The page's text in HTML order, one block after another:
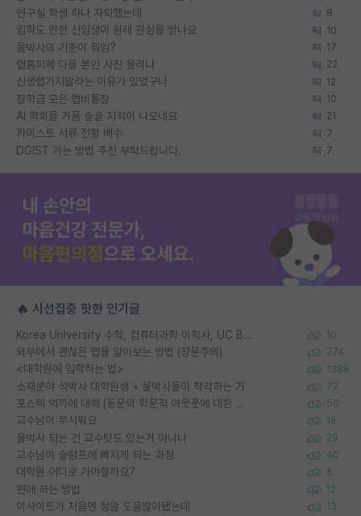
연구실 학생 하나 자퇴했는데 8
입학도 안한 신입생이 원래 관심을 받나요 10
물박사의 기준이 뭐임? 17
랩홈피에 다들 본인 사진 올리냐 22
신생랩가지말라는 이유가 있었구나 12
장학금 모은 랩비통장 10
AI 학회들 거품 슬슬 지적이 나오네요 21
카이스트 서류 전형 배수 7
DGIST 가는 방법 추천 부탁드립니다. 7
🔥 시선집중 핫한 인기글
Korea University 수학, 컴퓨터과학 이학사, UC Berkeley 산업공학 대학원 공학박사가 되는 것은 쉽지 않겠죠? 10
외부에서 괜찮은 랩을 알아보는 방법 (장문주의) 274
<대학원에 입학하는 법> 1388
소재분야 석박사 대학원생 + 물박사들이 착각하는 거 72
포스텍 억까에 대해 (동문의 학문적 아웃풋에 대한 반박) 50
교수님이 무서워요 16
물박사 되는 건 교수탓도 있는거 아니냐 29
교수님이 슬럼프에 빠지게 되는 과정 40
대학원 어디로 가야할까요? 5
편애 하는 방법 12
이사이트가 처음엔 정말 도움많이됐는데 13